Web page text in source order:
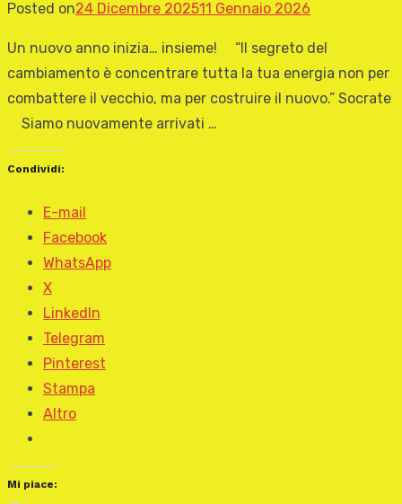
Posted on24 Dicembre 202511 Gennaio 2026
Un nuovo anno inizia… insieme! “Il segreto del
cambiamento è concentrare tutta la tua energia non per
combattere il vecchio, ma per costruire il nuovo.” Socrate
Siamo nuovamente arrivati …
Condividi:
E-mail
Facebook
WhatsApp
X
LinkedIn
Telegram
Pinterest
Stampa
Altro
Mi piace: